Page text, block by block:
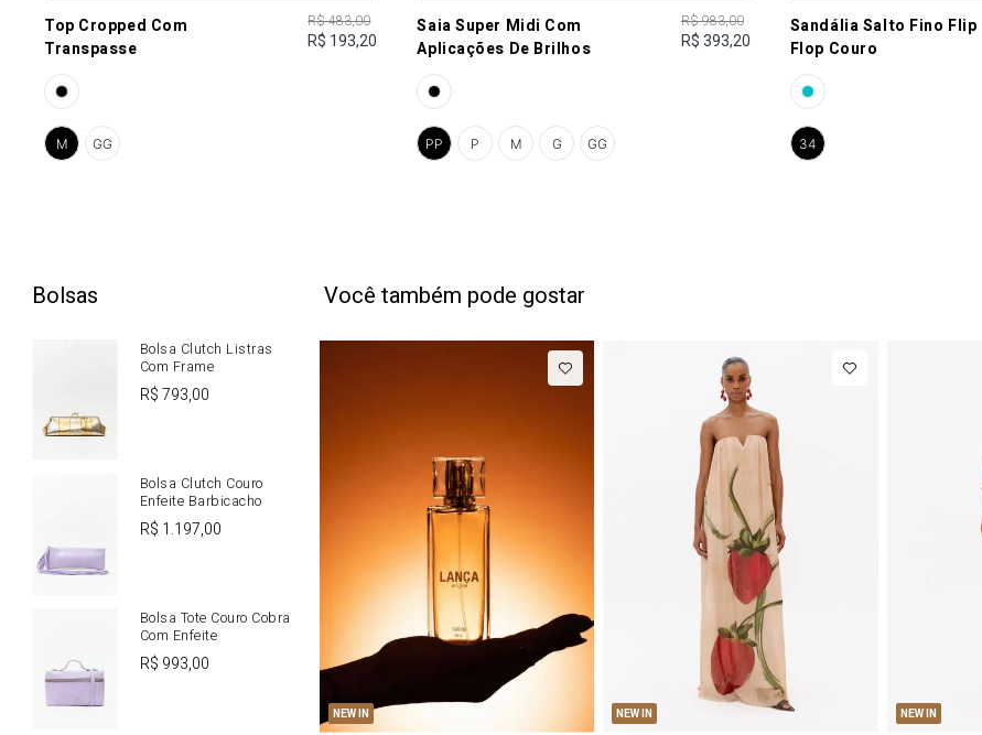
Top Cropped Com
Transpasse
R$ 483,00
R$ 193,20
GG
M
Saia Super Midi Com
Aplicações De Brilhos
R$ 983,00
R$ 393,20
G GG
M
P
PP
Sandália Salto Fino Flip
Flop Couro
34
Bolsas
Bolsa Clutch Listras
Com Frame
R$793,00
Bolsa Clutch Couro
Enfeite Barbicacho
R$ 1.197,00
Bolsa Tote Couro Cobra
Com Enfeite
R$ 993,00
Você também pode gostar
NEW IN
U
NEW IN
G
NEW IN
PP